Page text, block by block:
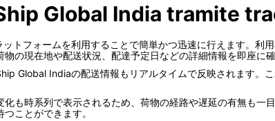
Global India tramite
トフォームを利用することで簡単かつ迅速に行えます。利
の現在地や配送状況、配達予定日などの詳細情報を即座に確
Global Indiaの配送情報もリアルタイムで反映されます。
も時系列で表示されるため、荷物の経路や遅延の有無も一
ことができます。